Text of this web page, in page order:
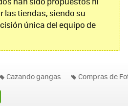
las tiendas, siendo su
única del equipo de
Cazando gangas Compras de